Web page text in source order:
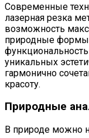
Современные
лазерная резка
возможность
природные
уникальных
гармонично
красоту.
Природные
В природе можно